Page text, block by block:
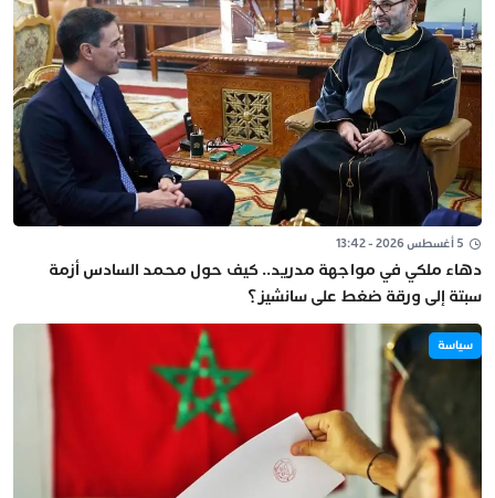
5 أغسطس 2026 - 13:42
دهاء ملكي في مواجهة مدريد.. كيف حول محمد السادس أزمة
سبتة إلى ورقة ضغط على سانشيز؟
سياسة